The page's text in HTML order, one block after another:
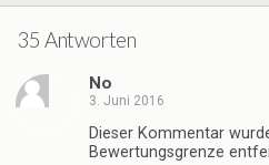
35 Antworten
No
3. Juni 2016
Dieser Kommentar
Bewertungsgrenze